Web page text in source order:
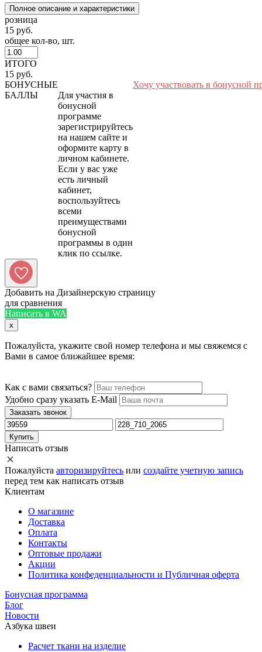
Полное описание и характеристики
розница
15 руб.
общее кол-во, шт.
ИТОГО
15 руб.
БОНУСНЫЕ
БАЛЛЫ
Для участия в
бонусной
программе
зарегистрируйтесь
на нашем сайте и
оформите карту в
личном кабинете.
Если у вас уже
есть личный
кабинет,
воспользуйтесь
всеми
преимуществами
бонусной
программы в один
Хочу участвовать в бонусной
Добавить на Дизайнерскую страницу
для сравнения
Написать в WA
x
Пожалуйста, укажите свой номер телефона и мы свяжемся с
Вами в самое ближайшее время:
Как с вами связаться?
Удобно сразу указать E-Mail
Заказать звонок
Купить
Написать отзыв
Пожалуйста авторизируйтесь или создайте учетную запись
перед тем как написать отзыв
Клиентам
О магазине
Доставка
Оплата
Контакты
Оптовые продажи
Акции
Политика конфеденциальности и Публичная оферта
Бонусная программа
Блог
Новости
Азбука швеи
Расчет ткани на изделие